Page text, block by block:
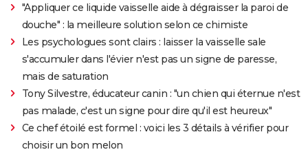
The Father : synopsis, casting, critiques, bande-
annonce, seance, streaming...
Les Passagers de la nuit
"Babylon" : critiques, séances, avis, casting,
streaming, bande-annonce...
Rocky
La chambre d'à côté : faut-il voir le dernier Pedro
"Appliquer ce liquide vaisselle aide à dégraisser la paroi de
douche" : la meilleure solution selon ce chimiste
Les psychologues sont clairs : laisser la vaisselle sale
s'accumuler dans l'évier n'est pas un signe de paresse,
mais de saturation
Tony Silvestre, éducateur canin : "un chien qui éternue n'est
pas malade, c'est un signe pour dire qu'il est heureux"
Ce chef étoilé est formel : voici les 3 détails à vérifier pour
choisir un bon melon